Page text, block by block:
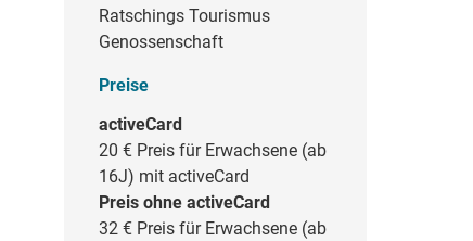
Ratschings Tourismus
Genossenschaft
Preise
activeCard
20 € Preis für Erwachsene (ab
16J) mit activeCard
Preis ohne activeCard
32 € Preis für Erwachsene (ab